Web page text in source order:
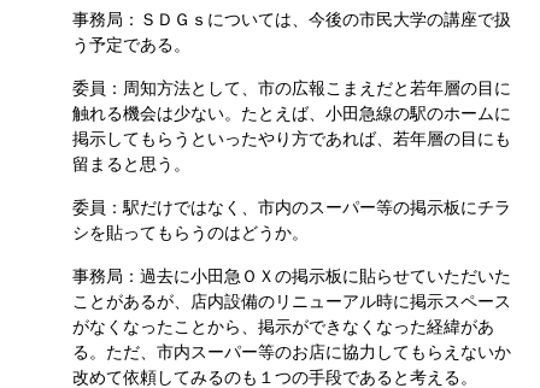
事務局：ＳＤＧｓについては、今後の市民大学の講座で扱
う予定である。
委員：周知方法として、市の広報こまえだと若年層の目に
触れる機会は少ない。たとえば、小田急線の駅のホームに
掲示してもらうといったやり方であれば、若年層の目にも
留まると思う。
委員：駅だけではなく、市内のスーパー等の掲示板にチラ
シを貼ってもらうのはどうか。
事務局：過去に小田急ＯＸの掲示板に貼らせていただいた
ことがあるが、店内設備のリニューアル時に掲示スペース
がなくなったことから、掲示ができなくなった経緯があ
る。ただ、市内スーパー等のお店に協力してもらえないか
改めて依頼してみるのも１つの手段であると考える。